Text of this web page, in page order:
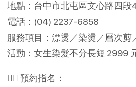
地點：台中市北屯區文心路四段
電話：(04) 2237-6858
服務項目：漂燙／染燙／層次剪
活動：女生染髮不分長短 2999
💇‍♀️ 預約指名：